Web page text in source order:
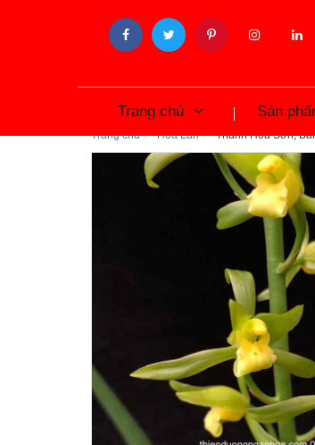
Trang chủ Sản
Trang chủ Hoa Lan Thanh Hoa Sơn,